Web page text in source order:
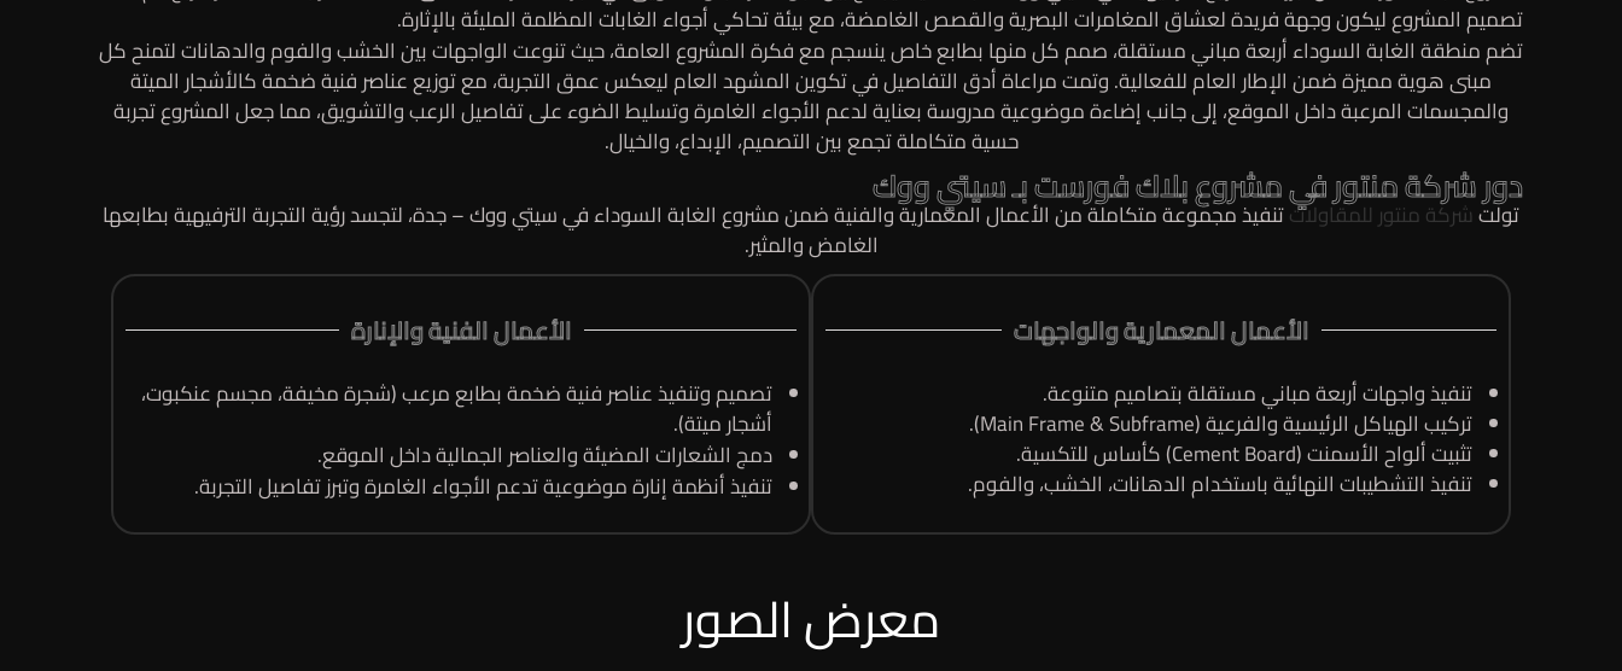
تصميم المشروع ليكون وجهة فريدة لعشاق المغامرات البصرية والقصص الغامضة، مع بيئة تحاكي أجواء الغابات المظلمة المليئة بالإثارة.
تضم منطقة الغابة السوداء أربعة مباني مستقلة، صمم كل منها بطابع خاص ينسجم مع فكرة المشروع العامة، حيث تنوعت الواجهات بين الخشب والفوم والدهانات لتمنح كل
مبنى هوية مميزة ضمن الإطار العام للفعالية. وتمت مراعاة أدق التفاصيل في تكوين المشهد العام ليعكس عمق التجربة، مع توزيع عناصر فنية ضخمة كالأشجار الميتة
والمجسمات المرعبة داخل الموقع، إلى جانب إضاءة موضوعية مدروسة بعناية لدعم الأجواء الغامرة وتسليط الضوء على تفاصيل الرعب والتشويق، مما جعل المشروع تجربة
حسية متكاملة تجمع بين التصميم، الإبداع، والخيال.
دور شركة منتور في مشروع بلاك فورست بـ سيتي ووك
تولتشركة منتور للمقاولاتتنفيذ مجموعة متكاملة من الأعمال المعمارية والفنية ضمن مشروع الغابة السوداء في سيتي ووك – جدة، لتجسد رؤية التجربة الترفيهية بطابعها
الغامض والمثير.
الأعمال المعمارية والواجهات
تنفيذ واجهات أربعة مباني مستقلة بتصاميم متنوعة.
تركيب الهياكل الرئيسية والفرعية (Main Frame & Subframe).
تثبيت ألواح الأسمنت (Cement Board) كأساس للتكسية.
تنفيذ التشطيبات النهائية باستخدام الدهانات، الخشب، والفوم.
الأعمال الفنية والإنارة
تصميم وتنفيذ عناصر فنية ضخمة بطابع مرعب (شجرة مخيفة، مجسم عنكبوت،
أشجار ميتة).
دمج الشعارات المضيئة والعناصر الجمالية داخل الموقع.
تنفيذ أنظمة إنارة موضوعية تدعم الأجواء الغامرة وتبرز تفاصيل التجربة.
معرض الصور